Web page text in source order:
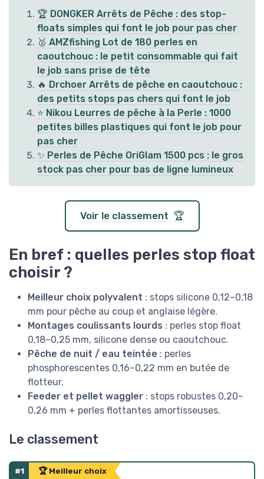
🏆 DONGKER Arrêts de Pêche : des stop-
floats simples qui font le job pour pas cher
🥈 AMZfishing Lot de 180 perles en
caoutchouc : le petit consommable qui fait
le job sans prise de tête
🔥 Drchoer Arrêts de pêche en caoutchouc :
des petits stops pas chers qui font le job
⭐ Nikou Leurres de pêche à la Perle : 1000
petites billes plastiques qui font le job pour
pas cher
✨ Perles de Pêche OriGlam 1500 pcs : le gros
stock pas cher pour bas de ligne lumineux
Voir le classement 🏆
En bref : quelles perles stop float
choisir ?
Meilleur choix polyvalent : stops silicone 0,12–0,18
mm pour pêche au coup et anglaise légère.
Montages coulissants lourds : perles stop float
0,18–0,25 mm, silicone dense ou caoutchouc.
Pêche de nuit / eau teintée : perles
phosphorescentes 0,16–0,22 mm en butée de
flotteur.
Feeder et pellet waggler : stops robustes 0,20–
0,26 mm + perles flottantes amortisseuses.
Le classement
#1 🏆 Meilleur choix